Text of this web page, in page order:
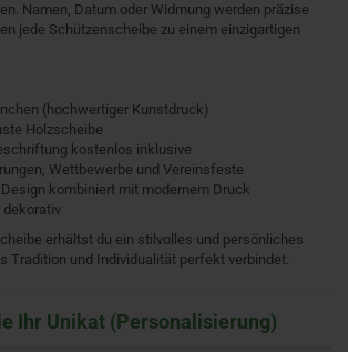
Namen, Datum oder Widmung werden präzise
jede Schützenscheibe zu einem einzigartigen
(hochwertiger Kunstdruck)
Holzscheibe
kostenlos inklusive
Wettbewerbe und Vereinsfeste
kombiniert mit modernem Druck
dekorativ
erhältst du ein stilvolles und persönliches
Tradition und Individualität perfekt verbindet.
Ihr Unikat (Personalisierung)